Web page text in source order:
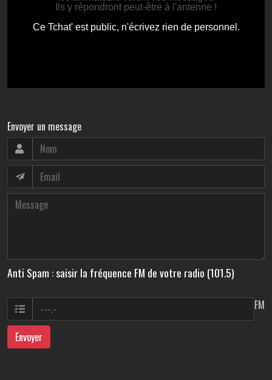
Envoyer un message
Anti Spam : saisir la fréquence FM de votre radio (101.5)
FM
Envoyer